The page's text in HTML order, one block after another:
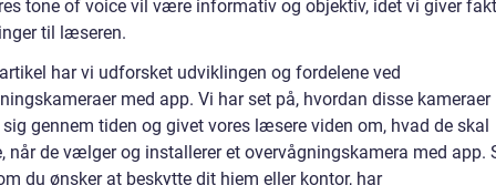
tone of voice vil være informativ og objektiv, idet vi giver
til læseren.
har vi udforsket udviklingen og fordelene ved
med app. Vi har set på, hvordan disse kameraer
gennem tiden og givet vores læsere viden om, hvad de skal
når de vælger og installerer et overvågningskamera med app.
du ønsker at beskytte dit hjem eller kontor, har